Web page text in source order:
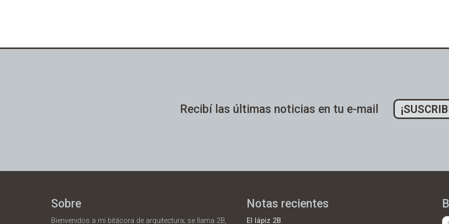
Recibí las últimas noticias en tu e-mail
Sobre
Bienvenidos a mi bitácora de arquitectura; se llama 2B,
Notas recientes
El lápiz 2B